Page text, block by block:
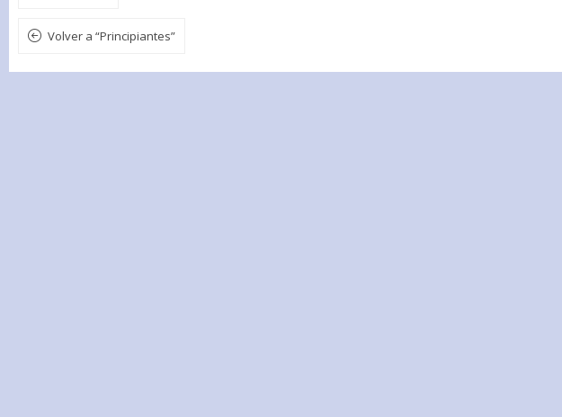
Volver a “Principiantes”